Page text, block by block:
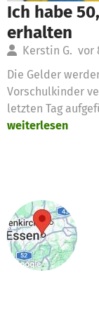
Ich habe
erhalten
Kerstin G. vor
Die Gelder
Vorschulkinder
letzten Tag
weiterlesen